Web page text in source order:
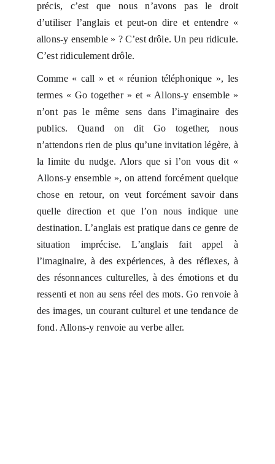
précis, c’est que nous n’avons pas le droit
d’utiliser l’anglais et peut-on dire et entendre «
allons-y ensemble » ? C’est drôle. Un peu ridicule.
C’est ridiculement drôle.
Comme « call » et « réunion téléphonique », les
termes « Go together » et « Allons-y ensemble »
n’ont pas le même sens dans l’imaginaire des
publics. Quand on dit Go together, nous
n’attendons rien de plus qu’une invitation légère, à
la limite du nudge. Alors que si l’on vous dit «
Allons-y ensemble », on attend forcément quelque
chose en retour, on veut forcément savoir dans
quelle direction et que l’on nous indique une
destination. L’anglais est pratique dans ce genre de
situation imprécise. L’anglais fait appel à
l’imaginaire, à des expériences, à des réflexes, à
des résonnances culturelles, à des émotions et du
ressenti et non au sens réel des mots. Go renvoie à
des images, un courant culturel et une tendance de
fond. Allons-y renvoie au verbe aller.